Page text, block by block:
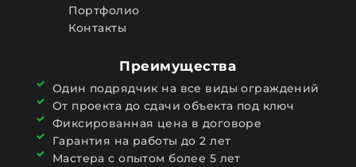
Портфолио
Контакты
Преимущества
Один подрядчик на все виды ограждений
От проекта до сдачи объекта под ключ
Фиксированная цена в договоре
Гарантия на работы до 2 лет
Мастера с опытом более 5 лет